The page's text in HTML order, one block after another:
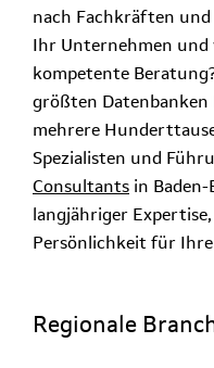
nach Fachkräften
Ihr Unternehmen
kompetente
größten Datenbanken
mehrere
Spezialisten und
Consultants in
langjähriger
Persönlichkeit für
Regionale